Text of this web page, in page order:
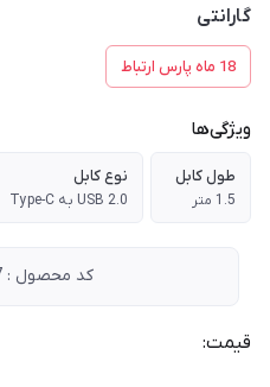
گارانتی
18 ماه پارس ارتباط
ویژگی‌ها
طول کابل
1.5 متر
نوع کابل
USB 2.0 به Type-C
کد محصول : 179090507
قیمت: